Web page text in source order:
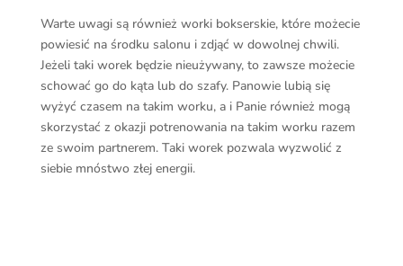
Warte uwagi są również worki bokserskie, które możecie
powiesić na środku salonu i zdjąć w dowolnej chwili.
Jeżeli taki worek będzie nieużywany, to zawsze możecie
schować go do kąta lub do szafy. Panowie lubią się
wyżyć czasem na takim worku, a i Panie również mogą
skorzystać z okazji potrenowania na takim worku razem
ze swoim partnerem. Taki worek pozwala wyzwolić z
siebie mnóstwo złej energii.